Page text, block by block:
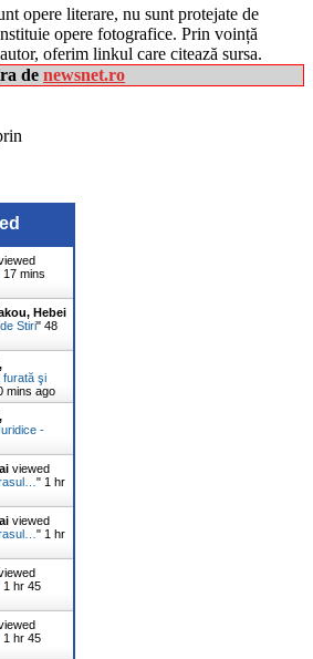
opere literare, nu sunt protejate de
opere fotografice. Prin voință
oferim linkul care citează sursa.
de newsnet.ro
17 mins
Hebei
Stiri" 48
furată şi
mins ago
-
viewed
" 1 hr
viewed
" 1 hr
1 hr 45
1 hr 45